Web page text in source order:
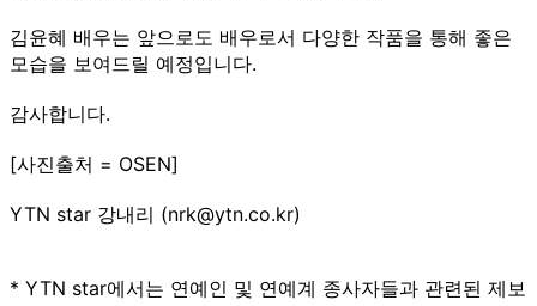
김윤혜 배우는 앞으로도 배우로서 다양한 작품을 통해 좋은
모습을 보여드릴 예정입니다.
감사합니다.
[사진출처 = OSEN]
YTN star 강내리 (nrk@ytn.co.kr)
* YTN star에서는 연예인 및 연예계 종사자들과 관련된 제보